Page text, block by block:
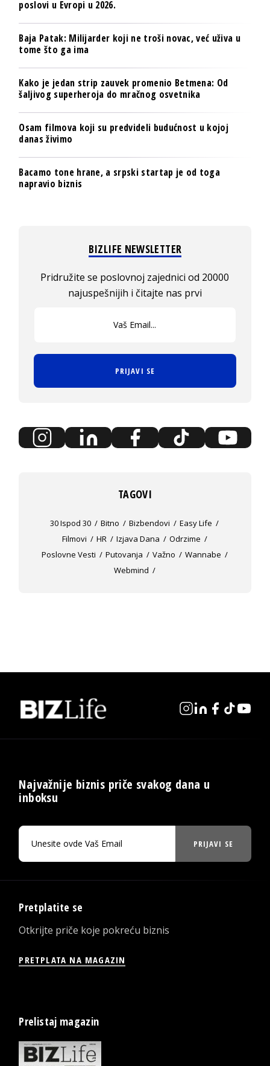
poslovi u Evropi u 2026.
Baja Patak: Milijarder koji ne troši novac, već uživa u
tome što ga ima
Kako je jedan strip zauvek promenio Betmena: Od
šaljivog superheroja do mračnog osvetnika
Osam filmova koji su predvideli budućnost u kojoj
danas živimo
Bacamo tone hrane, a srpski startap je od toga
napravio biznis
BIZLIFE NEWSLETTER
Pridružite se poslovnoj zajednici od 20000
najuspešnijih i čitajte nas prvi
PRIJAVI SE
TAGOVI
30 Ispod 30 Bitno Bizbendovi
Easy Life
Filmovi
HR Izjava Dana
Odrzime
Poslovne Vesti
Putovanja Važno
Wannabe
Webmind
Najvažnije biznis priče svakog dana u
inboksu
PRIJAVI SE
Pretplatite se
Otkrijte priče koje pokreću biznis
PRETPLATA NA MAGAZIN
Prelistaj magazin